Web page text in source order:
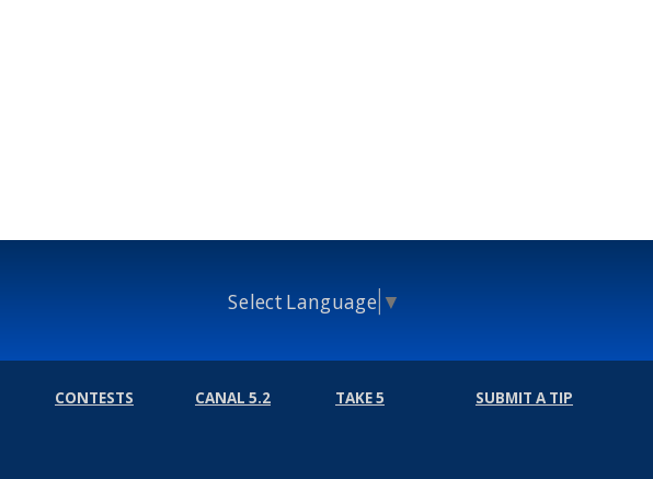
Select Language ▼
CONTESTS CANAL 5.2 TAKE 5 SUBMIT A TIP